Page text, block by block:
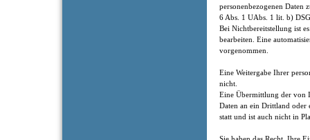
personenbezogenen Daten
6 Abs. 1 UAbs. 1 lit. b)
Bei Nichtbereitstellung ist
bearbeiten. Eine
vorgenommen.
Eine Weitergabe Ihrer
nicht.
Eine Übermittlung der von
Daten an ein Drittland oder
statt und ist auch nicht in